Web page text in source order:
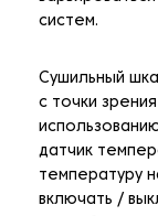
систем.
Сушильный
с точки
датчик
температуру
включать /